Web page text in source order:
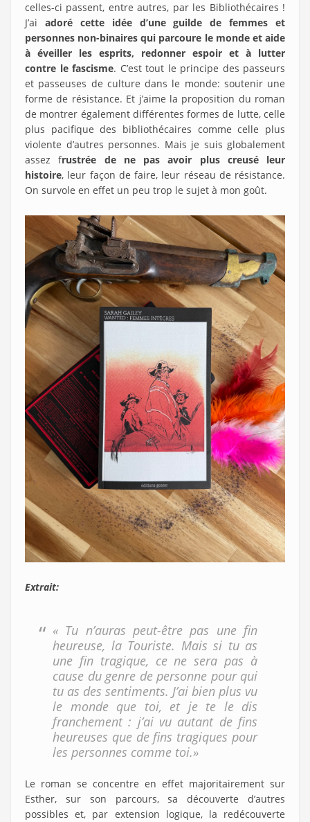
celles-ci passent, entre autres, par les Bibliothécaires !
J’ai adoré cette idée d’une guilde de femmes et
personnes non-binaires qui parcoure le monde et aide
à éveiller les esprits, redonner espoir et à lutter
contre le fascisme. C’est tout le principe des passeurs
et passeuses de culture dans le monde: soutenir une
forme de résistance. Et j’aime la proposition du roman
de montrer également différentes formes de lutte, celle
plus pacifique des bibliothécaires comme celle plus
violente d’autres personnes. Mais je suis globalement
assez frustrée de ne pas avoir plus creusé leur
histoire, leur façon de faire, leur réseau de résistance.
On survole en effet un peu trop le sujet à mon goût.
Extrait:
« Tu n’auras peut-être pas une fin
heureuse, la Touriste. Mais si tu as
une fin tragique, ce ne sera pas à
cause du genre de personne pour qui
tu as des sentiments. J’ai bien plus vu
le monde que toi, et je te le dis
franchement : j’ai vu autant de fins
heureuses que de fins tragiques pour
les personnes comme toi.»
Le roman se concentre en effet majoritairement sur
Esther, sur son parcours, sa découverte d’autres
possibles et, par extension logique, la redécouverte